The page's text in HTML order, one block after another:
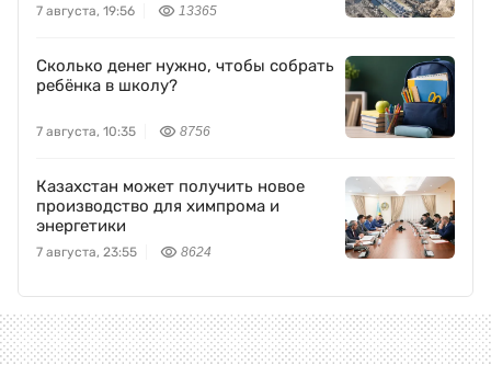
7 августа, 19:56 13365
Сколько денег нужно, чтобы собрать
ребёнка в школу?
7 августа, 10:35 8756
Казахстан может получить новое
производство для химпрома и
энергетики
7 августа, 23:55 8624